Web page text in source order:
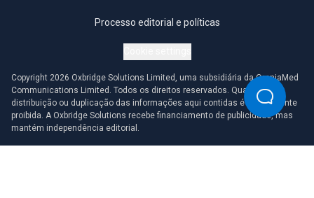
Processo editorial e políticas
Copyright 2026 Oxbridge Solutions Limited, uma subsidiária da OmniaMed
Communications Limited. Todos os direitos reservados. Qualquer
distribuição ou duplicação das informações aqui contidas é estritamente
proibida. A Oxbridge Solutions recebe financiamento de publicidade, mas
mantém independência editorial.